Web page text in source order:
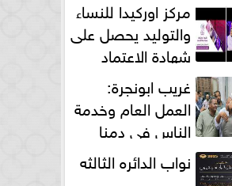
مركز اوركيدا للنساء
والتوليد يحصل على
شهادة الاعتماد
غريب ابونجرة:
العمل العام وخدمة
الناس فى دمنا
نواب الدائره الثالثه